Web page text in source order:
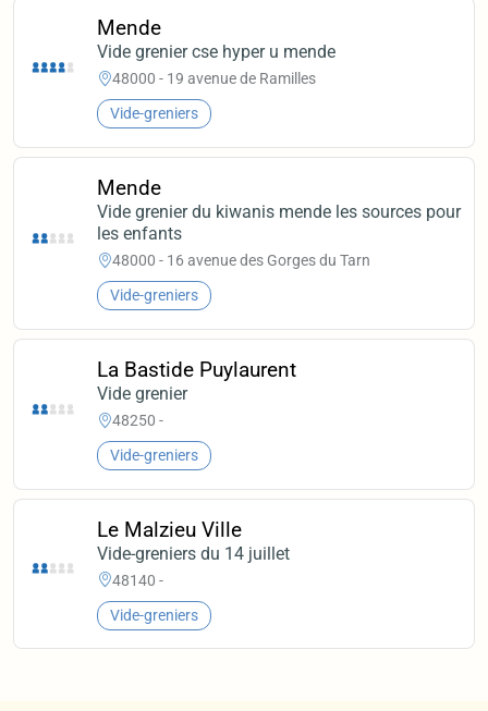
Mende
Vide grenier cse hyper u mende
48000 - 19 avenue de Ramilles
Vide-greniers
Mende
Vide grenier du kiwanis mende les sources pour
les enfants
48000 - 16 avenue des Gorges du Tarn
Vide-greniers
La Bastide Puylaurent
Vide grenier
48250 -
Vide-greniers
Le Malzieu Ville
Vide-greniers du 14 juillet
48140 -
Vide-greniers